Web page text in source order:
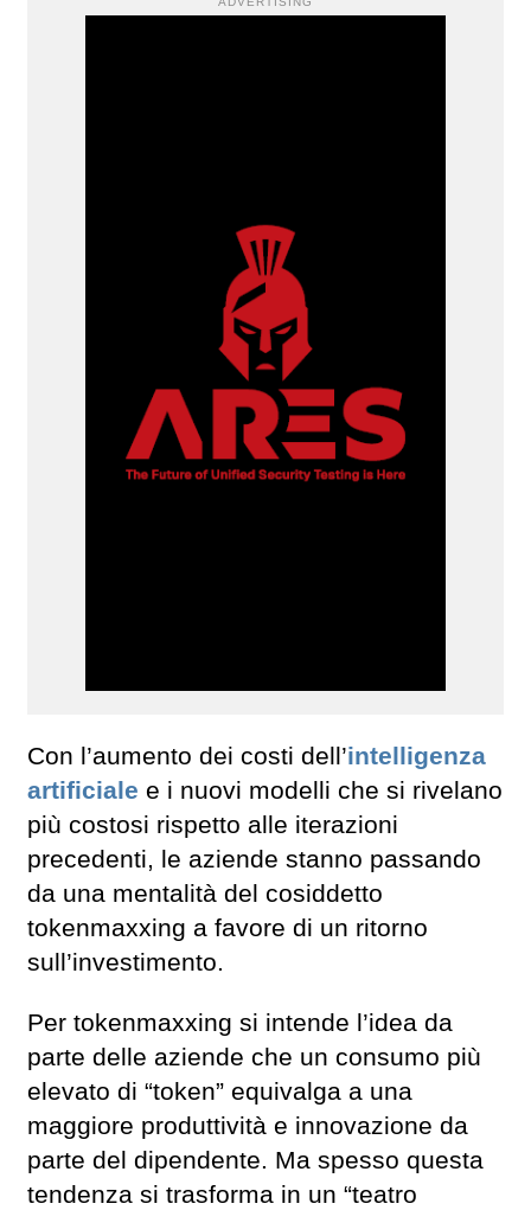
Con l’aumento dei costi dell’intelligenza
artificiale e i nuovi modelli che si rivelano
più costosi rispetto alle iterazioni
precedenti, le aziende stanno passando
da una mentalità del cosiddetto
tokenmaxxing a favore di un ritorno
sull’investimento.
Per tokenmaxxing si intende l’idea da
parte delle aziende che un consumo più
elevato di “token” equivalga a una
maggiore produttività e innovazione da
parte del dipendente. Ma spesso questa
tendenza si trasforma in un “teatro